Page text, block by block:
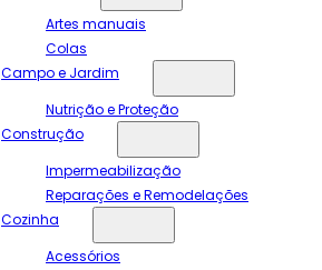
Artes manuais
Colas
Campo e Jardim
Nutrição e Proteção
Construção
Impermeabilização
Reparações e Remodelações
Cozinha
Acessórios